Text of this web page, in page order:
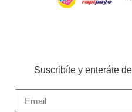
Suscribíte y enteráte